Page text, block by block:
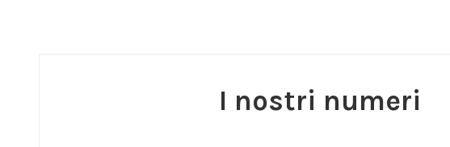
I nostri numeri